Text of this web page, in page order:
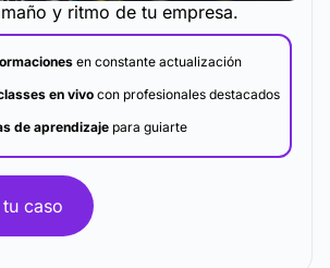
y ritmo de tu empresa.
en constante actualización
en vivo con profesionales destacados
de aprendizaje para guiarte
caso